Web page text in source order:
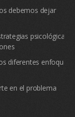
debemos dejar
psicológicas
diferentes enfoques
en el problema